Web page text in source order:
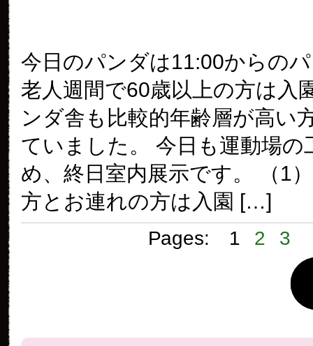
今日のパンダは11:00からの
老人週間で60歳以上の方は入
ンダ舎も比較的年齢層が高い
ていました。 今日も運動場の
め、終日室内展示です。 （1
方とお連れの方は入園 […]
Pages: 1 2 3